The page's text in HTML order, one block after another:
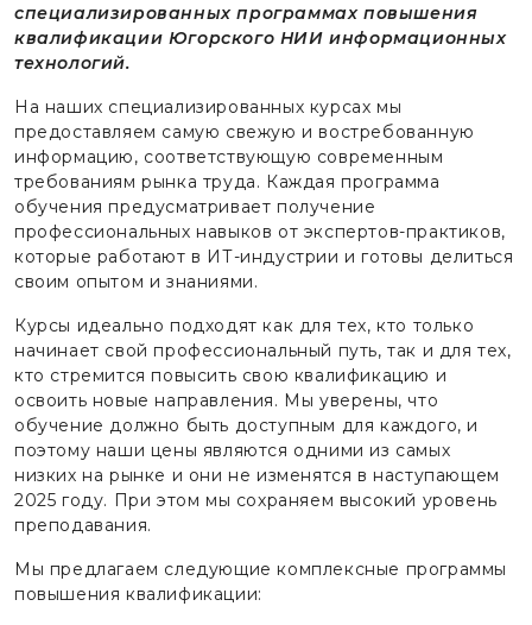
специализированных программах повышения
квалификации Югорского НИИ информационных
технологий.
На наших специализированных курсах мы
предоставляем самую свежую и востребованную
информацию, соответствующую современным
требованиям рынка труда. Каждая программа
обучения предусматривает получение
профессиональных навыков от экспертов-практиков,
которые работают в ИТ-индустрии и готовы делиться
своим опытом и знаниями.
Курсы идеально подходят как для тех, кто только
начинает свой профессиональный путь, так и для тех,
кто стремится повысить свою квалификацию и
освоить новые направления. Мы уверены, что
обучение должно быть доступным для каждого, и
поэтому наши цены являются одними из самых
низких на рынке и они не изменятся в наступающем
2025 году. При этом мы сохраняем высокий уровень
преподавания.
Мы предлагаем следующие комплексные программы
повышения квалификации: